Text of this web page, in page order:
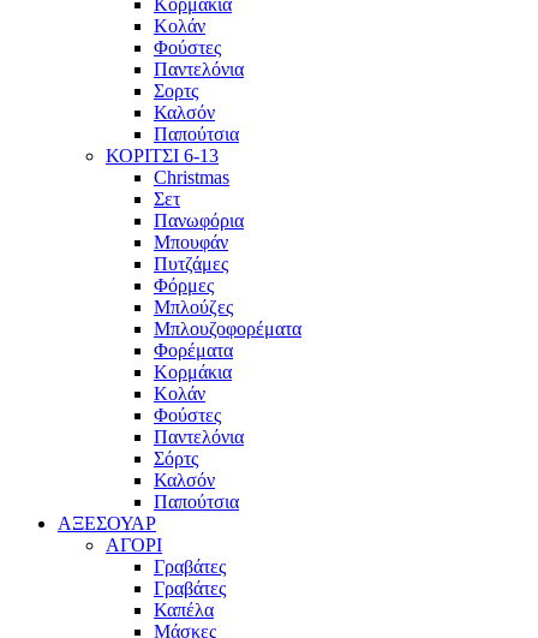
Κορμάκια
Κολάν
Φούστες
Παντελόνια
Σορτς
Καλσόν
Παπούτσια
ΚΟΡΙΤΣΙ 6-13
Christmas
Σετ
Πανωφόρια
Μπουφάν
Πυτζάμες
Φόρμες
Μπλούζες
Μπλουζοφορέματα
Φορέματα
Κορμάκια
Κολάν
Φούστες
Παντελόνια
Σόρτς
Καλσόν
Παπούτσια
ΑΞΕΣΟΥΑΡ
ΑΓΟΡΙ
Γραβάτες
Γραβάτες
Καπέλα
Μάσκες